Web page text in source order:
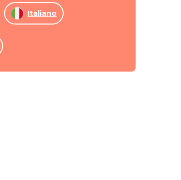
Italiano